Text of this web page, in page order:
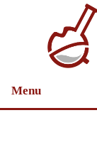
Menu